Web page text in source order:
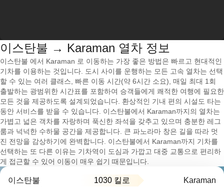
이스탄불 → Karaman 열차 정보
이스탄불 에서 Karaman 로 이동하는 가장 좋은 방법은 빠르고 현대적인
기차를 이용하는 것입니다. 도시 사이를 운행하는 모든 고속 열차는 선택
할 수 있는 여러 클래스, 빠른 이동 시간(약 6시간 소요), 매일 최대 1회
출발하는 광범위한 시간표를 포함하여 승객들에게 쾌적한 여행에 필요한
모든 것을 제공하도록 설계되었습니다. 환상적인 기내 편의 시설도 타는
동안 서비스를 받을 수 있습니다. 이스탄불에서 Karaman까지의 열차는
가볍고 넓은 객차를 자랑하며 푹신한 좌석을 갖추고 있으며 충분한 레그
룸과 넉넉한 수하물 공간을 제공합니다. 큰 파노라마 창은 길을 따라 멋
진 전망을 감상하기에 완벽합니다. 이스탄불에서 Karaman까지 기차를
선택하는 또 다른 이유는 기차역이 도심과 가깝고 대중 교통으로 편리하
게 접근할 수 있어 이동이 매우 쉽기 때문입니다.
이스탄불 1030 킬로 Karaman